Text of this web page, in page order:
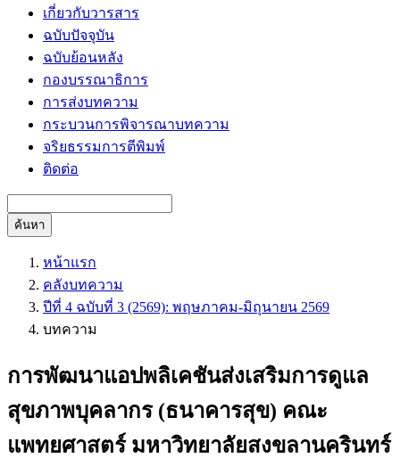
เกี่ยวกับวารสาร
ฉบับปัจจุบัน
ฉบับย้อนหลัง
กองบรรณาธิการ
การส่งบทความ
กระบวนการพิจารณาบทความ
จริยธรรมการตีพิมพ์
ติดต่อ
ค้นหา
หน้าแรก
คลังบทความ
ปีที่ 4 ฉบับที่ 3 (2569): พฤษภาคม-มิถุนายน 2569
บทความ
การพัฒนาแอปพลิเคชันส่งเสริมการดูแล
สุขภาพบุคลากร (ธนาคารสุข) คณะ
แพทยศาสตร์ มหาวิทยาลัยสงขลานครินทร์